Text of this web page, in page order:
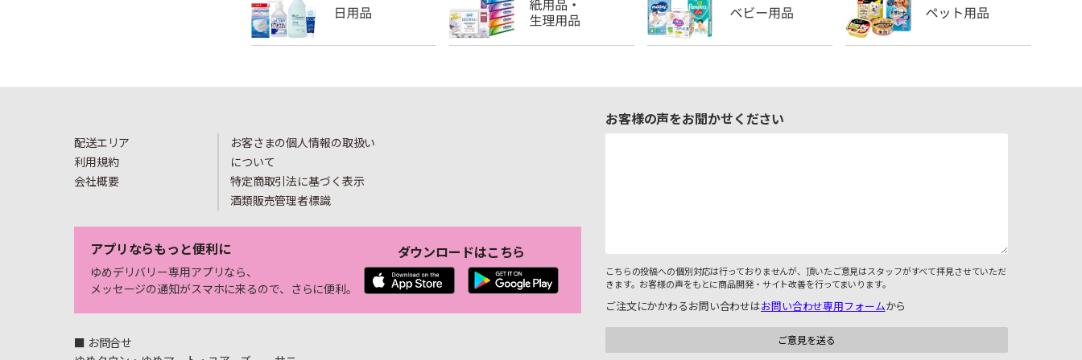
配送エリア
利用規約
会社概要
お客さまの個人情報の取扱い
について
特定商取引法に基づく表示
酒類販売管理者標識
アプリならもっと便利に
ゆめデリバリー専用アプリなら、
メッセージの通知がスマホに来るので、さらに便利。
ダウンロードはこちら
■ お問合せ
お客様の声をお聞かせください
こちらの投稿への個別対応は行っておりませんが、頂いたご意見はスタッフがすべて拝見させていただ
きます。お客様の声をもとに商品開発・サイト改善を行ってまいります。
ご注文にかかわるお問い合わせはお問い合わせ専用フォームから